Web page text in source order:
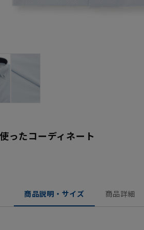
ったコーディネート
商品説明・サイズ 商品詳細